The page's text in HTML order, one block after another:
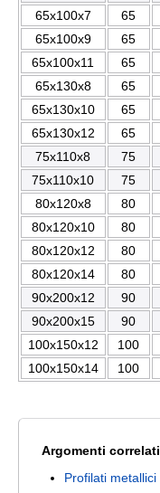
65x100x7
65
65x100x9
65
65x100x11
65
65x130x8
65
65x130x10
65
65x130x12
65
75x110x8
75
75x110x10
75
80x120x8
80
80x120x10
80
80x120x12
80
80x120x14
80
90x200x12
90
90x200x15
90
100x150x12
100
100x150x14
100
Argomenti correlati
Profilati metallici